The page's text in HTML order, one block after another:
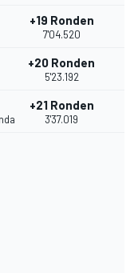
+19 Ronden
7'04.520
+20 Ronden
5'23.192
+21 Ronden
3'37.019